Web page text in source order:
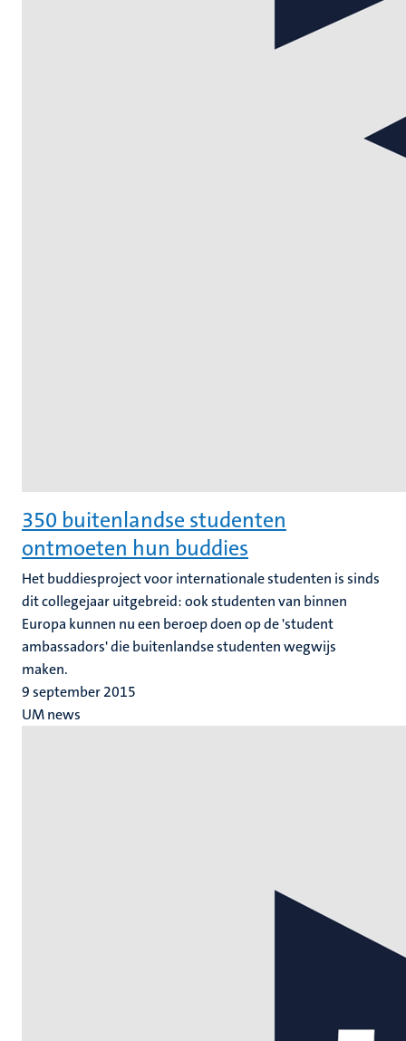
350 buitenlandse studenten
ontmoeten hun buddies
Het buddiesproject voor internationale studenten is sinds
dit collegejaar uitgebreid: ook studenten van binnen
Europa kunnen nu een beroep doen op de 'student
ambassadors' die buitenlandse studenten wegwijs
maken.
9 september 2015
UM news